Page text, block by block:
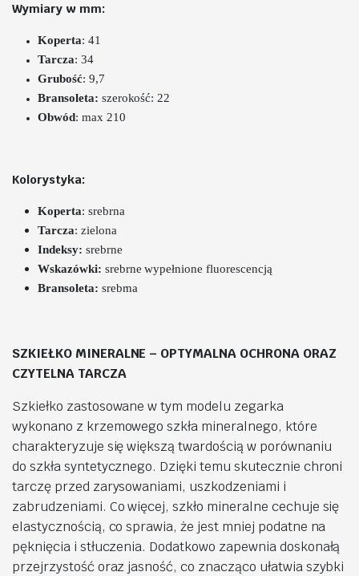
Wymiary w mm:
Koperta: 41
Tarcza: 34
Grubość: 9,7
Bransoleta: szerokość: 22
Obwód: max 210
Kolorystyka:
Koperta: srebrna
Tarcza: zielona
Indeksy: srebrne
Wskazówki: srebrne wypełnione fluorescencją
Bransoleta: srebrna
SZKIEŁKO MINERALNE – OPTYMALNA OCHRONA ORAZ
CZYTELNA TARCZA
Szkiełko zastosowane w tym modelu zegarka
wykonano z krzemowego szkła mineralnego, które
charakteryzuje się większą twardością w porównaniu
do szkła syntetycznego. Dzięki temu skutecznie chroni
tarczę przed zarysowaniami, uszkodzeniami i
zabrudzeniami. Co więcej, szkło mineralne cechuje się
elastycznością, co sprawia, że jest mniej podatne na
pęknięcia i stłuczenia. Dodatkowo zapewnia doskonałą
przejrzystość oraz jasność, co znacząco ułatwia szybki